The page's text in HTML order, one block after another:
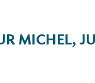
MICHEL,